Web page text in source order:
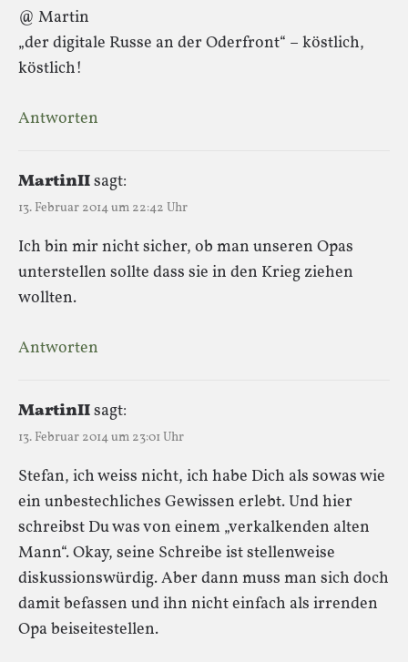
@ Martin
„der digitale Russe an der Oderfront“ – köstlich,
köstlich!
Antworten
MartinIIsagt:
13. Februar 2014 um 22:42 Uhr
Ich bin mir nicht sicher, ob man unseren Opas
unterstellen sollte dass sie in den Krieg ziehen
wollten.
Antworten
MartinIIsagt:
13. Februar 2014 um 23:01 Uhr
Stefan, ich weiss nicht, ich habe Dich als sowas wie
ein unbestechliches Gewissen erlebt. Und hier
schreibst Du was von einem „verkalkenden alten
Mann“. Okay, seine Schreibe ist stellenweise
diskussionswürdig. Aber dann muss man sich doch
damit befassen und ihn nicht einfach als irrenden
Opa beiseitestellen.